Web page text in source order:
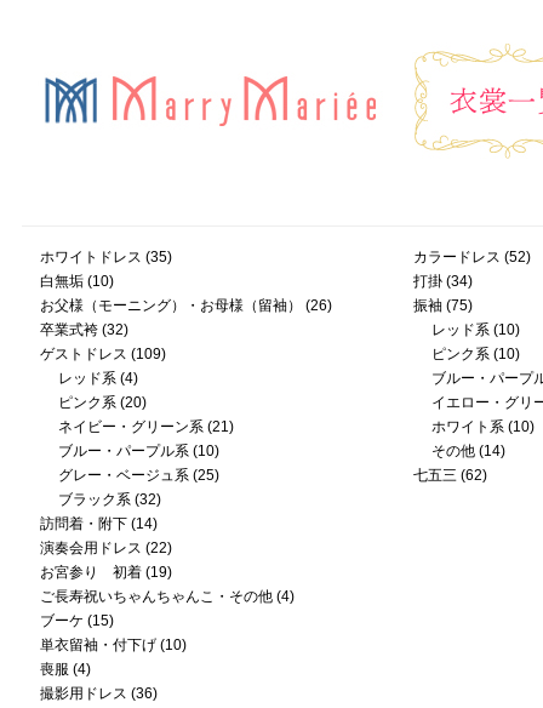
ホワイトドレス (35)
白無垢(10)
お父様（モーニング）・お母様（留袖）
(26)
卒業式袴(32)
ゲストドレス (109)
レッド系(4)
ピンク系(20)
ネイビー・グリーン系(21)
ブルー・パープル系(10)
グレー・ベージュ系(25)
ブラック系(32)
訪問着・附下(14)
演奏会用ドレス (22)
お宮参り 初着(19)
ご長寿祝いちゃんちゃんこ・その他(4)
ブーケ (15)
単衣留袖・付下げ(10)
喪服 (4)
撮影用ドレス (36)
カラードレス (52)
打掛(34)
振袖(75)
レッド系(10)
ピンク系(10)
ブルー・パープ
イエロー・グリ
ホワイト系(10)
その他(14)
七五三 (62)